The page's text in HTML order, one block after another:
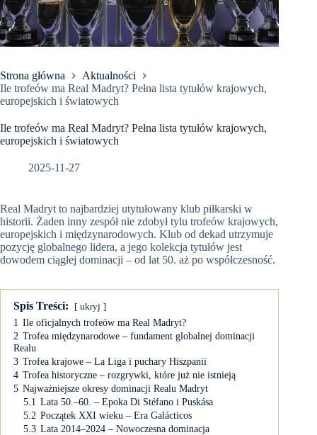
Strona główna
Aktualności
Ile trofeów ma Real Madryt? Pełna lista tytułów krajowych,
europejskich i światowych
Ile trofeów ma Real Madryt? Pełna lista tytułów krajowych,
europejskich i światowych
2025-11-27
Real Madryt to najbardziej utytułowany klub piłkarski w
historii. Żaden inny zespół nie zdobył tylu trofeów krajowych,
europejskich i międzynarodowych. Klub od dekad utrzymuje
pozycję globalnego lidera, a jego kolekcja tytułów jest
dowodem ciągłej dominacji – od lat 50. aż po współczesność.
Spis Treści: ukryj
1 Ile oficjalnych trofeów ma Real Madryt?
2 Trofea międzynarodowe – fundament globalnej dominacji
Realu
3 Trofea krajowe – La Liga i puchary Hiszpanii
4 Trofea historyczne – rozgrywki, które już nie istnieją
5 Najważniejsze okresy dominacji Realu Madryt
5.1 Lata 50.–60. – Epoka Di Stéfano i Puskása
5.2 Początek XXI wieku – Era Galácticos
5.3 Lata 2014–2024 – Nowoczesna dominacja